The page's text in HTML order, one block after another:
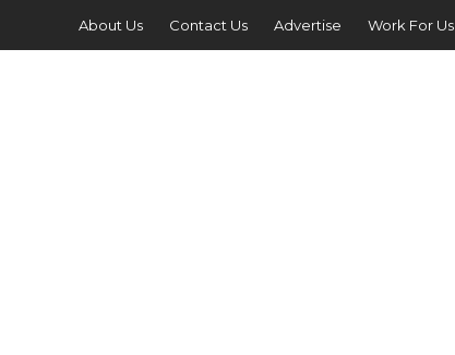
About Us Contact Us Advertise Work For Us